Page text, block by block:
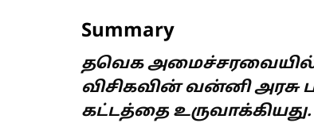
Summary
தவெக அமைச்சரவையில்
விசிகவின் வன்னி அரசு
கட்டத்தை